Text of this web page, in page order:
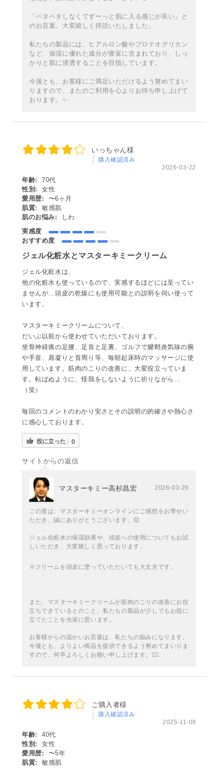
「ベタベタしなくてずーっと肌に入る感じが良い」と
のお言葉、大変嬉しく拝読いたしました。
私たちの製品には、ヒアルロン酸やプロテオグリカン
など、保湿に優れた成分が豊富に含まれており、しっ
かりと肌に浸透することを目指しています。
今後とも、お客様にご満足いただけるよう努めてまい
りますので、またのご利用を心よりお待ち申し上げて
おります。✨
いっちゃん様
購入確認済み
2026-03-22
年齢:
70代
性別:
女性
愛用歴:
〜6ヶ月
肌質:
敏感肌
肌のお悩み:
しわ
実感度
おすすめ度
ジェル化粧水とマスターキミークリーム
ジェル化粧水は、
他の化粧水も使っているので、実感するほどには至ってい
ませんが…頭皮の乾燥にも使用可能との説明を伺い使って
います。
マスターキミークリームについて、
だいぶ以前から使わせていただいております。
坐骨神経痛の足腰、足首と足裏、ゴルフで腱鞘炎気味の腕
や手首、肩凝りと首周り等、毎朝起床時のマッサージに使
用しています。筋肉のこりの改善に、大変役立っていま
す。転ばぬように、怪我をしないように祈りながら…
（笑）
毎回のコメントのわかり安さとその説明の的確さや熱心さ
に感心しております。
役に立った 0
サイトからの返信
マスターキミー高杉昌宏 2026-03-29
この度は、マスターキミーオンラインにご感想をお寄せい
ただき、誠にありがとうございます。😊
ジェル化粧水の保湿効果や、頭皮への使用についてもお試
しいただき、大変嬉しく思っております。
※クリームを頭皮に塗っていただいても大丈夫です。
また、マスターキミークリームが筋肉のこりの改善にお役
立ちできているとのこと、私たちの製品が少しでもお役に
立てたことを光栄に思います。
お客様からの温かいお言葉は、私たちの励みになります。
今後とも、よりよい商品を提供できるよう努めてまいりま
すので、何卒よろしくお願い申し上げます。🙇‍♂️
ご購入者様
購入確認済み
2025-11-09
年齢:
40代
性別:
女性
愛用歴:
〜5年
肌質:
敏感肌